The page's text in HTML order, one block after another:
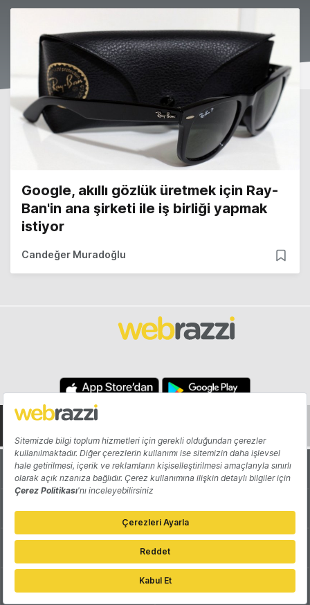
Google, akıllı gözlük üretmek için Ray-
Ban'in ana şirketi ile iş birliği yapmak
istiyor
Candeğer Muradoğlu
Hakkında Yazarlar
Katkıda Bulun Reklam